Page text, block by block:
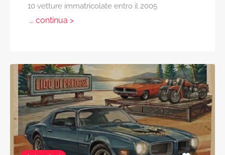
10 vetture immatricolate entro il 2005
... continua >